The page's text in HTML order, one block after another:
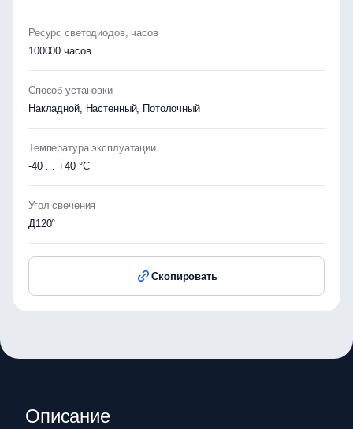
Ресурс светодиодов, часов
100000 часов
Способ установки
Накладной, Настенный, Потолочный
Температура эксплуатации
-40 … +40 °C
Угол свечения
Д120°
Скопировать
Описание